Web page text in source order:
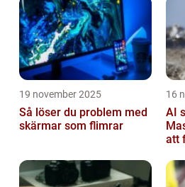
19 november 2025
Så löser du problem med
skärmar som flimrar
16
AI
att